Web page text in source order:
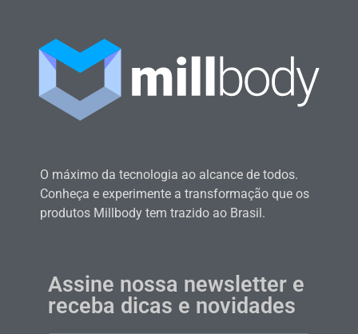
O máximo da tecnologia ao alcance de todos.
Conheça e experimente a transformação que os
produtos Millbody tem trazido ao Brasil.
Assine nossa newsletter e
receba dicas e novidades